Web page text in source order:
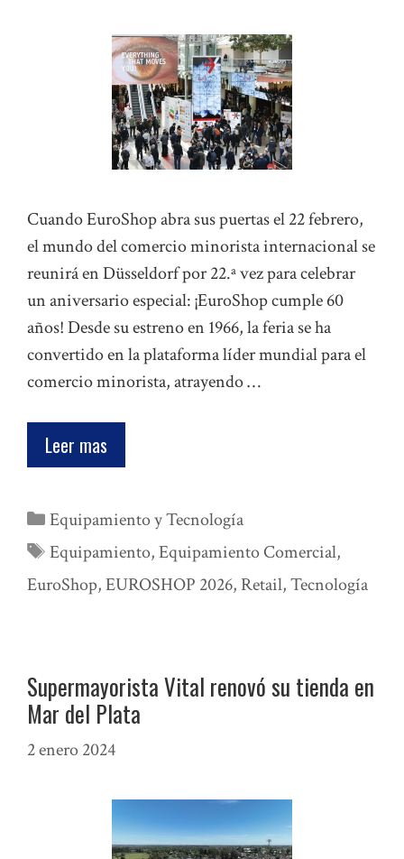
Cuando EuroShop abra sus puertas el 22 febrero,
el mundo del comercio minorista internacional se
reunirá en Düsseldorf por 22.ª vez para celebrar
un aniversario especial: ¡EuroShop cumple 60
años! Desde su estreno en 1966, la feria se ha
convertido en la plataforma líder mundial para el
comercio minorista, atrayendo …
Leer mas
Categorías
Equipamiento y Tecnología
Etiquetas
Equipamiento,Equipamiento Comercial,
EuroShop,EUROSHOP 2026, Retail,Tecnología
Supermayorista Vital renovó su tienda en
Mar del Plata
2 enero 2024